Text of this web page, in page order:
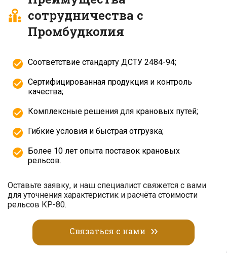
сотрудничества с
Промбудколия
Соответствие стандарту ДСТУ 2484-94;
Сертифицированная продукция и контроль
качества;
Комплексные решения для крановых путей;
Гибкие условия и быстрая отгрузка;
Более 10 лет опыта поставок крановых
рельсов.
Оставьте заявку, и наш специалист свяжется с вами
для уточнения характеристик и расчёта стоимости
рельсов КР-80.
Связаться с нами